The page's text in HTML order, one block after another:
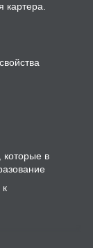
картера.
которые в